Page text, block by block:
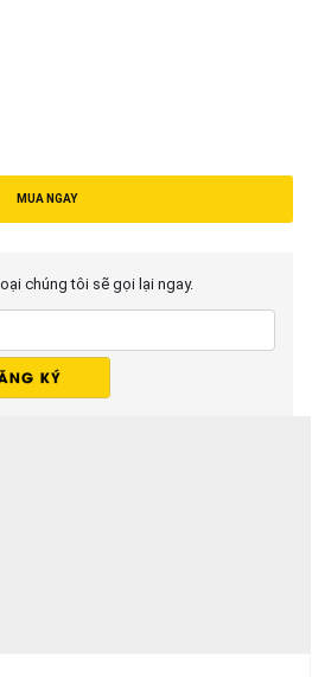
MUA NGAY
chúng tôi sẽ gọi lại ngay.